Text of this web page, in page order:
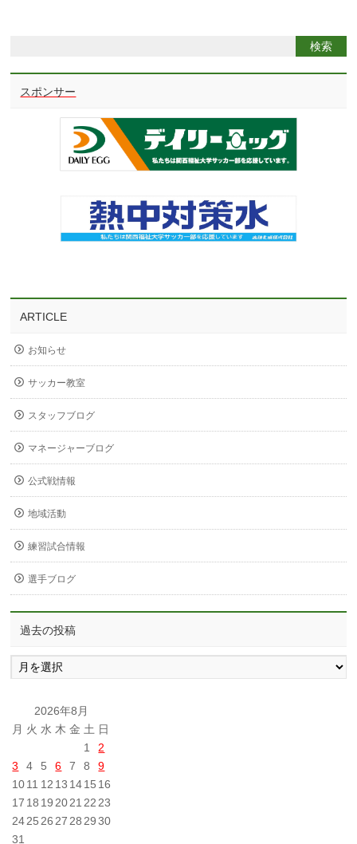
スポンサー
ARTICLE
お知らせ
サッカー教室
スタッフブログ
マネージャーブログ
公式戦情報
地域活動
練習試合情報
選手ブログ
過去の投稿
過
去
稿
2026年8月
月 火 水 木 金 土 日
1
2
3
4 5 6 7 8
9
1011 12 13 1415 16
17 18 19 2021 22 23
2425 26 27 28 29 30
31